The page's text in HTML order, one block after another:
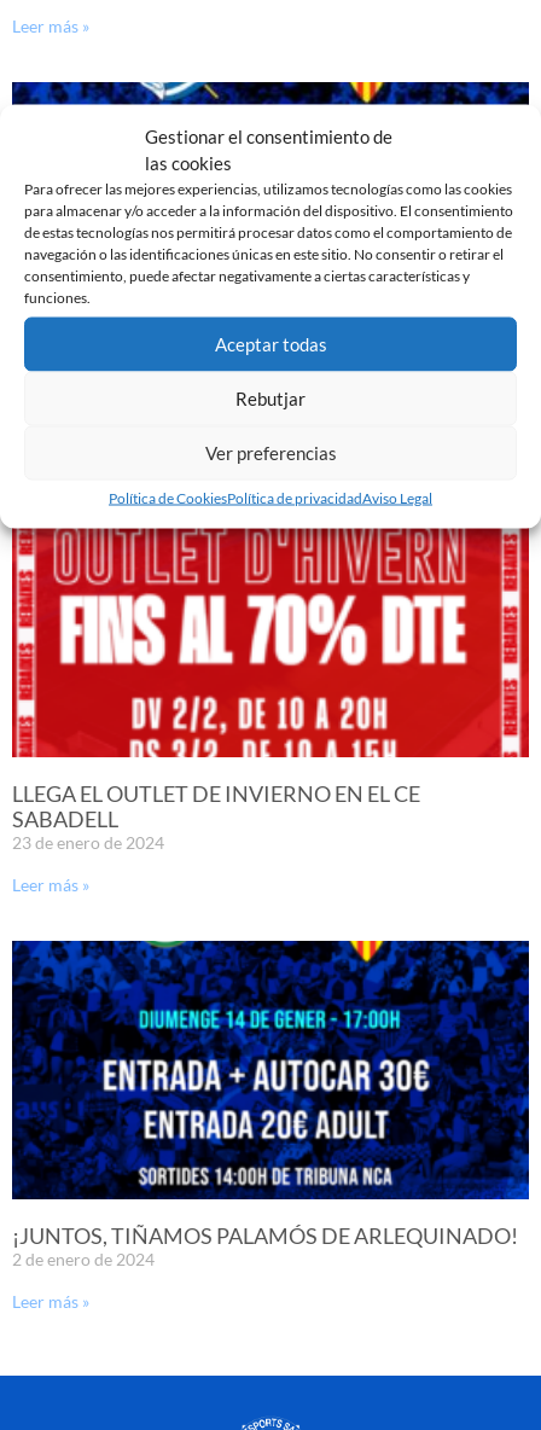
Gestionar el consentimiento de
las cookies
Para ofrecer las mejores experiencias, utilizamos tecnologías como las cookies
para almacenar y/o acceder a la información del dispositivo. El consentimiento
de estas tecnologías nos permitirá procesar datos como el comportamiento de
navegación o las identificaciones únicas en este sitio. No consentir o retirar el
consentimiento, puede afectar negativamente a ciertas características y
funciones.
Aceptar todas
Rebutjar
Ver preferencias
Política de CookiesPolítica de privacidadAviso Legal
Leer más »
JUNTOS A ZUBIETA!
LLEGA EL OUTLET DE INVIERNO EN EL CE
SABADELL
23 de enero de 2024
Leer más »
¡JUNTOS, TIÑAMOS PALAMÓS DE ARLEQUINADO!
2 de enero de 2024
Leer más »